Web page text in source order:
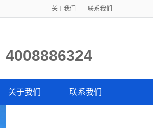
关于我们 联系我们
关于我们 联系我们